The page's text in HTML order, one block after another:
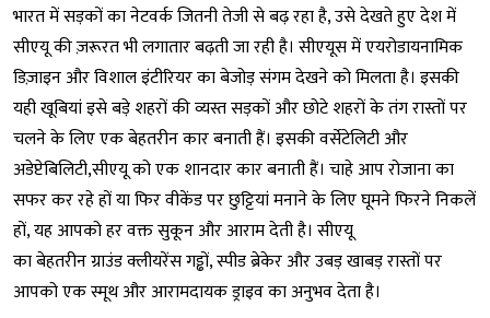
भारत में सड़कों का नेटवर्क जितनी तेजी से बढ़ रहा है, उसे देखते हुए देश में
सीएयू की ज़रूरत भी लगातार बढ़ती जा रही है। सीएयूस में एयरोडायनामिक
डिज़ाइन और विशाल इंटीरियर का बेजोड़ संगम देखने को मिलता है। इसकी
यही खूबियां इसे बड़े शहरों की व्यस्त सड़कों और छोटे शहरों के तंग रास्तों पर
चलने के लिए एक बेहतरीन कार बनाती हैं। इसकी वर्सेटेलिटी और
अडेप्टेबिलिटी,सीएयू को एक शानदार कार बनाती हैं। चाहे आप रोजाना का
सफर कर रहे हों या फिर वीकेंड पर छुट्टियां मनाने के लिए घूमने फिरने निकलें
हों, यह आपको हर वक्त सुकून और आराम देती है। सीएयू
का बेहतरीन ग्राउंड क्लीयरेंस गड्ढों, स्पीड ब्रेकेर और उबड़ खाबड़ रास्तों पर
आपको एक स्मूथ और आरामदायक ड्राइव का अनुभव देता है।